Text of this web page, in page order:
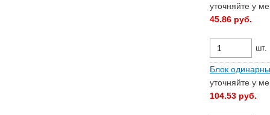
уточняйте у
45.86 руб.
шт.
Блок
уточняйте у
104.53 руб.